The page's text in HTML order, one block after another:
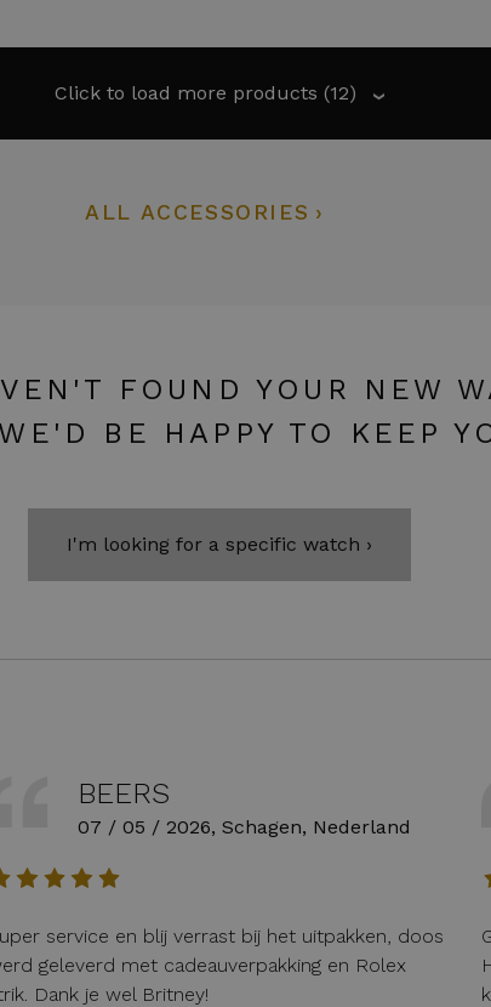
Click to load more products (12) ›
ALL ACCESSORIES
FOUND YOUR NEW
BE HAPPY TO KEEP
I'm looking for a specific watch ›
BEERS
07 / 05 / 2026, Schagen, Nederland
service en blij verrast bij het uitpakken, doos
geleverd met cadeauverpakking en Rolex
Dank je wel Britney!